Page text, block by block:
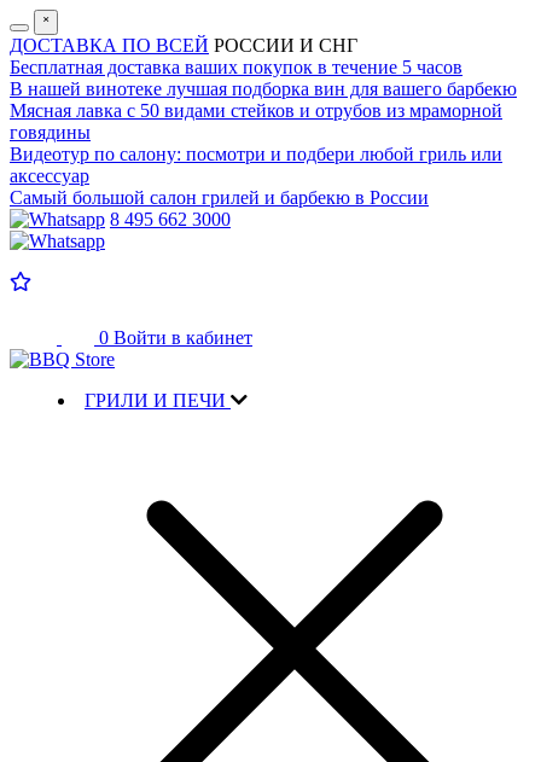
˟
ДОСТАВКА ПО ВСЕЙ РОССИИ И СНГ
Бесплатная доставка ваших покупок в течение 5 часов
В нашей винотеке лучшая подборка вин для вашего барбекю
Мясная лавка с 50 видами стейков и отрубов из мраморной
говядины
Видеотур по салону: посмотри и подбери любой гриль или
аксессуар
Самый большой салон грилей и барбекю в России
8 495 662 3000
0 Войти в кабинет
ГРИЛИ И ПЕЧИ